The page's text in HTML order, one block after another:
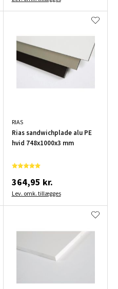
RIAS
Rias sandwichplade alu PE
hvid 748x1000x3 mm
364,95 kr.
Lev. omk. tillægges